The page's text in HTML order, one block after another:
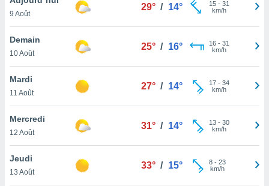
et
»,
au
vous
qu'ils
ou
le
9 Août
29° / 14° 15- 31
km/h
Demain
10 Août
25° / 16° 16- 31
km/h
Mardi
11 Août
27° / 14° 17- 34
km/h
Mercredi
12 Août
31° / 14° 13- 30
km/h
Jeudi
13 Août
33° / 15° 8- 23
km/h